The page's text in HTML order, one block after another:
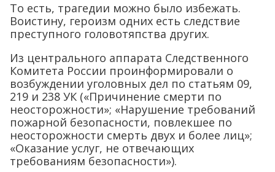
То есть, трагедии можно было избежать.
Воистину, героизм одних есть следствие
преступного головотяпства других.
Из центрального аппарата Следственного
Комитета России проинформировали о
возбуждении уголовных дел по статьям 09,
219 и 238 УК («Причинение смерти по
неосторожности»; «Нарушение требований
пожарной безопасности, повлекшее по
неосторожности смерть двух и более лиц»;
«Оказание услуг, не отвечающих
требованиям безопасности»).